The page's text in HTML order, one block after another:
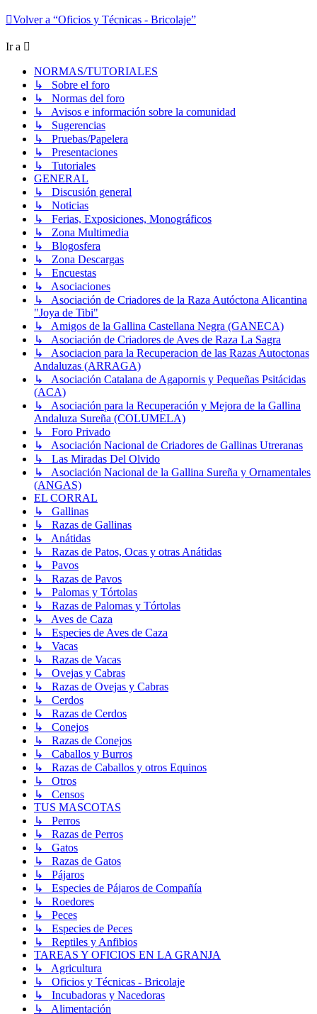
Volver a “Oficios y Técnicas - Bricolaje”
Ir a
NORMAS/TUTORIALES
↳ Sobre el foro
↳ Normas del foro
↳ Avisos e información sobre la comunidad
↳ Sugerencias
↳ Pruebas/Papelera
↳ Presentaciones
↳ Tutoriales
GENERAL
↳ Discusión general
↳ Noticias
↳ Ferias, Exposiciones, Monográficos
↳ Zona Multimedia
↳ Blogosfera
↳ Zona Descargas
↳ Encuestas
↳ Asociaciones
↳ Asociación de Criadores de la Raza Autóctona Alicantina
"Joya de Tibi"
↳ Amigos de la Gallina Castellana Negra (GANECA)
↳ Asociación de Criadores de Aves de Raza La Sagra
↳ Asociacion para la Recuperacion de las Razas Autoctonas
Andaluzas (ARRAGA)
↳ Asociación Catalana de Agapornis y Pequeñas Psitácidas
(ACA)
↳ Asociación para la Recuperación y Mejora de la Gallina
Andaluza Sureña (COLUMELA)
↳ Foro Privado
↳ Asociación Nacional de Criadores de Gallinas Utreranas
↳ Las Miradas Del Olvido
↳ Asociación Nacional de la Gallina Sureña y Ornamentales
(ANGAS)
EL CORRAL
↳ Gallinas
↳ Razas de Gallinas
↳ Anátidas
↳ Razas de Patos, Ocas y otras Anátidas
↳ Pavos
↳ Razas de Pavos
↳ Palomas y Tórtolas
↳ Razas de Palomas y Tórtolas
↳ Aves de Caza
↳ Especies de Aves de Caza
↳ Vacas
↳ Razas de Vacas
↳ Ovejas y Cabras
↳ Razas de Ovejas y Cabras
↳ Cerdos
↳ Razas de Cerdos
↳ Conejos
↳ Razas de Conejos
↳ Caballos y Burros
↳ Razas de Caballos y otros Equinos
↳ Otros
↳ Censos
TUS MASCOTAS
↳ Perros
↳ Razas de Perros
↳ Gatos
↳ Razas de Gatos
↳ Pájaros
↳ Especies de Pájaros de Compañía
↳ Roedores
↳ Peces
↳ Especies de Peces
↳ Reptiles y Anfibios
TAREAS Y OFICIOS EN LA GRANJA
↳ Agricultura
↳ Oficios y Técnicas - Bricolaje
↳ Incubadoras y Nacedoras
↳ Alimentación